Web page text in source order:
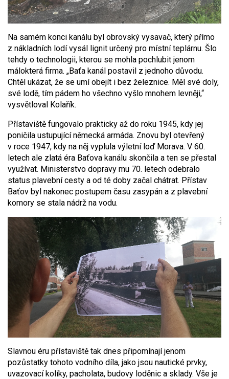
Na samém konci kanálu byl obrovský vysavač, který přímo
z nákladních lodí vysál lignit určený pro místní teplárnu. Šlo
tehdy o technologii, kterou se mohla pochlubit jenom
málokterá firma. „Baťa kanál postavil z jednoho důvodu.
Chtěl ukázat, že se umí obejít i bez železnice. Měl své doly,
své lodě, tím pádem ho všechno vyšlo mnohem levněji,“
vysvětloval Kolařík.
Přístaviště fungovalo prakticky až do roku 1945, kdy jej
poničila ustupující německá armáda. Znovu byl otevřený
v roce 1947, kdy na něj vyplula výletní loď Morava. V 60.
letech ale zlatá éra Baťova kanálu skončila a ten se přestal
využívat. Ministerstvo dopravy mu 70. letech odebralo
status plavební cesty a od té doby začal chátrat. Přístav
Baťov byl nakonec postupem času zasypán a z plavební
komory se stala nádrž na vodu.
Slavnou éru přístaviště tak dnes připomínají jenom
pozůstatky tohoto vodního díla, jako jsou nautické prvky,
uvazovací kolíky, pacholata, budovy loděnic a sklady. Vše je